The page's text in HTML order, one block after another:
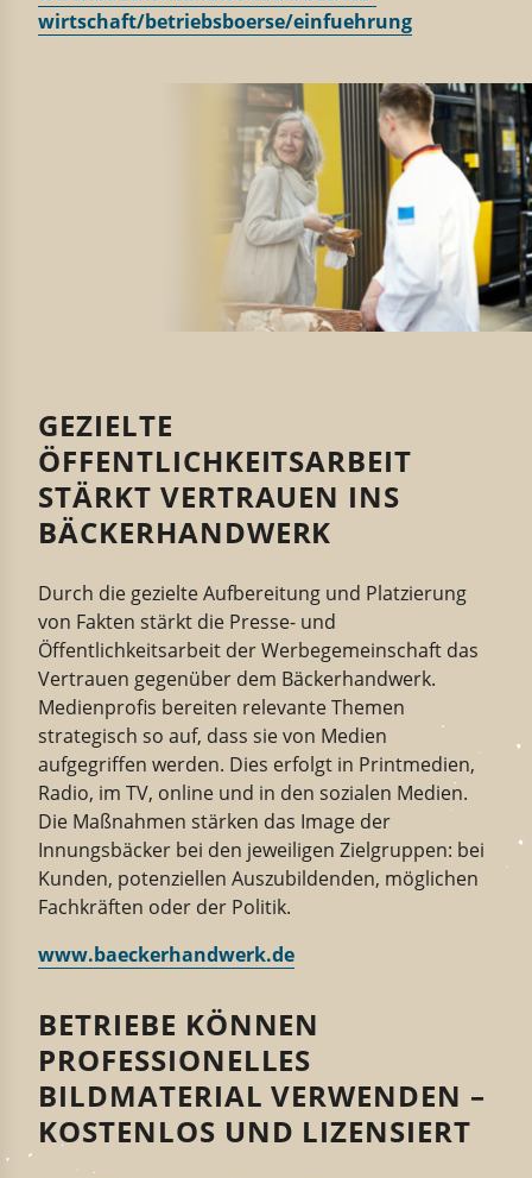
wirtschaft/betriebsboerse/einfuehrung
GEZIELTE
ÖFFENTLICHKEITSARBEIT
STÄRKT VERTRAUEN INS
BÄCKERHANDWERK
Durch die gezielte Aufbereitung und Platzierung
von Fakten stärkt die Presse- und
Öffentlichkeitsarbeit der Werbegemeinschaft das
Vertrauen gegenüber dem Bäckerhandwerk.
Medienprofis bereiten relevante Themen
strategisch so auf, dass sie von Medien
aufgegriffen werden. Dies erfolgt in Printmedien,
Radio, im TV, online und in den sozialen Medien.
Die Maßnahmen stärken das Image der
Innungsbäcker bei den jeweiligen Zielgruppen: bei
Kunden, potenziellen Auszubildenden, möglichen
Fachkräften oder der Politik.
www.baeckerhandwerk.de
BETRIEBE KÖNNEN
PROFESSIONELLES
BILDMATERIAL VERWENDEN –
KOSTENLOS UND LIZENSIERT